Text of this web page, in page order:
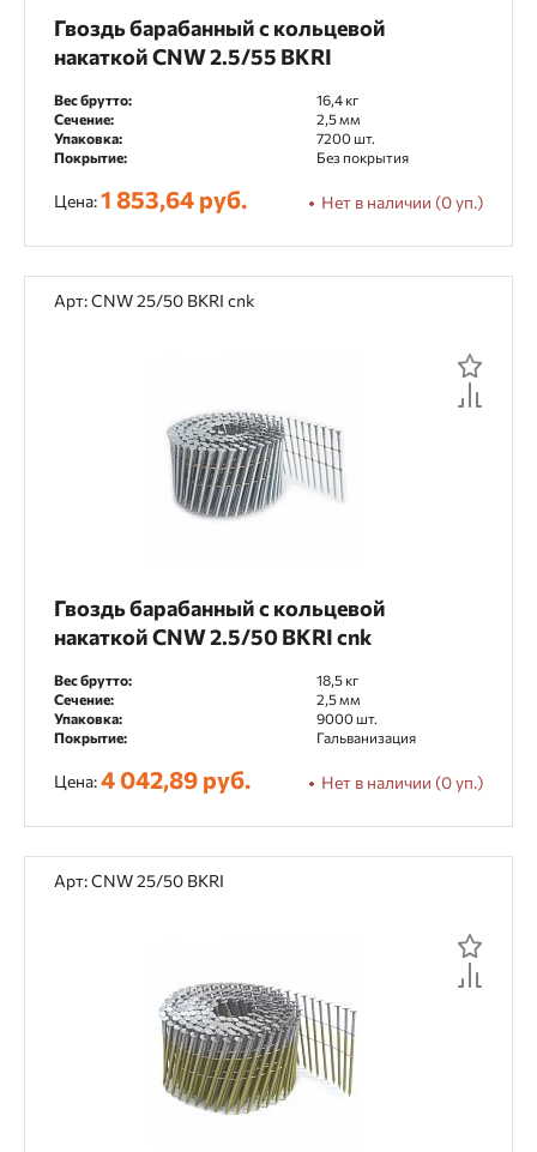
Гвоздь барабанный с кольцевой
накаткой CNW 2.5/55 BKRI
Вес брутто:
16,4 кг
Сечение:
2,5 мм
Упаковка:
7200 шт.
Покрытие:
Без покрытия
Цена:1 853,64 руб. Нет в наличии (0 уп.)
Арт: CNW 25/50 BKRI cnk
Гвоздь барабанный с кольцевой
накаткой CNW 2.5/50 BKRI cnk
Вес брутто:
18,5 кг
Сечение:
2,5 мм
Упаковка:
9000 шт.
Покрытие:
Гальванизация
Цена:4 042,89 руб. Нет в наличии (0 уп.)
Арт: CNW 25/50 BKRI